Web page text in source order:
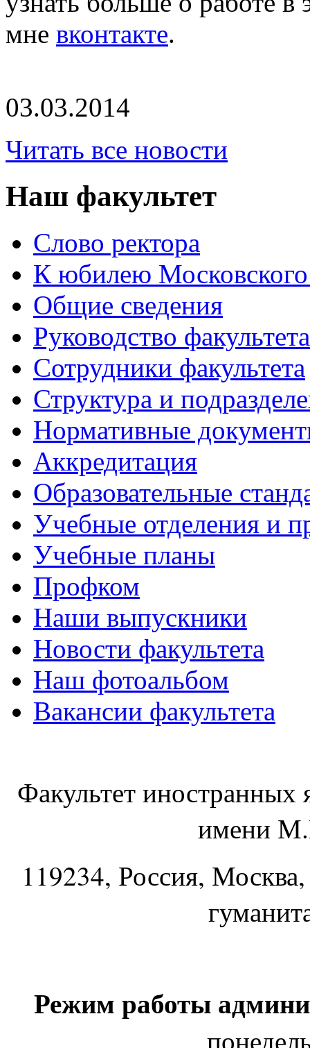
мне вконтакте.
03.03.2014
Читать все новости
Наш факультет
Слово ректора
К юбилею Московского
Общие сведения
Руководство факультета
Сотрудники факультета
Структура и
Нормативные
Аккредитация
Образовательные
Учебные отделения и
Учебные планы
Профком
Наши выпускники
Новости факультета
Наш фотоальбом
Вакансии факультета
Факультет
имени
119234, Россия,
Режим работы